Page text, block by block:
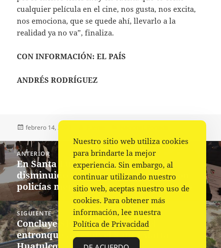
cualquier película en el cine, nos gusta, nos excita,
nos emociona, que se quede ahí, llevarlo a la
realidad ya no va”, finaliza.
CON INFORMACIÓN: EL PAÍS
ANDRÉS RODRÍGUEZ
Publicado
febrero 14, 2023
Navegación
de
entradas
ANTERIOR
Entrada
anterior:
En Santa Lucía del Camino ha
disminuido la incidencia delictiva, con
policías mejor capacitados y equipados
SIGUIENTE
Siguiente
entrada:
Concluye SICT construcción del
entronque a desnivel Santa María
Nuestro sitio web utiliza cookies
para brindarte la mejor
experiencia. Sin embargo, al
continuar utilizando nuestro
sitio web, aceptas nuestro uso de
cookies. Para obtener más
información, lee nuestra
Política de Privacidad